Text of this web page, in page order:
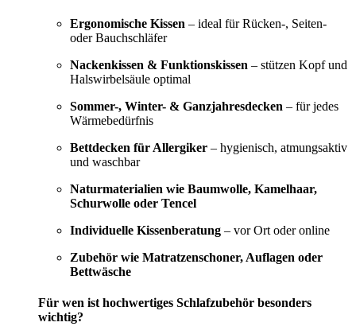
Ergonomische Kissen – ideal für Rücken-, Seiten-
oder Bauchschläfer
Nackenkissen & Funktionskissen – stützen Kopf und
Halswirbelsäule optimal
Sommer-, Winter- & Ganzjahresdecken – für jedes
Wärmebedürfnis
Bettdecken für Allergiker – hygienisch, atmungsaktiv
und waschbar
Naturmaterialien wie Baumwolle, Kamelhaar,
Schurwolle oder Tencel
Individuelle Kissenberatung – vor Ort oder online
Zubehör wie Matratzenschoner, Auflagen oder
Bettwäsche
Für wen ist hochwertiges Schlafzubehör besonders
wichtig?